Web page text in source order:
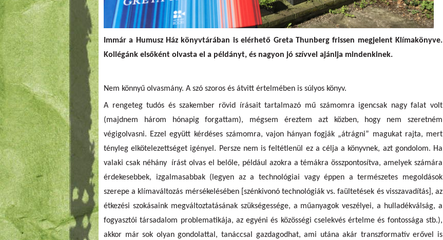
Immár a Humusz Ház könyvtárában is elérhető Greta Thunberg frissen megjelent Klímakönyve.
Kollégánk elsőként olvasta el a példányt, és nagyon jó szívvel ajánlja mindenkinek.
Nem könnyű olvasmány. A szó szoros és átvitt értelmében is súlyos könyv.
A rengeteg tudós és szakember rövid írásait tartalmazó mű számomra igencsak nagy falat volt
(majdnem három hónapig forgattam), mégsem éreztem azt közben, hogy nem szeretném
végigolvasni. Ezzel együtt kérdéses számomra, vajon hányan fogják „átrágni” magukat rajta, mert
tényleg elkötelezettséget igényel. Persze nem is feltétlenül ez a célja a könyvnek, azt gondolom. Ha
valaki csak néhány írást olvas el belőle, például azokra a témákra összpontosítva, amelyek számára
érdekesebbek, izgalmasabbak (legyen az a technológiai vagy éppen a természetes megoldások
szerepe a klímaváltozás mérsékelésében [szénkivonó technológiák vs. faültetések és visszavadítás], az
étkezési szokásaink megváltoztatásának szükségessége, a műanyagok veszélyei, a hulladékválság, a
fogyasztói társadalom problematikája, az egyéni és közösségi cselekvés értelme és fontossága stb.),
akkor már sok olyan gondolattal, tanáccsal gazdagodhat, ami utána akár transzformatív erővel is